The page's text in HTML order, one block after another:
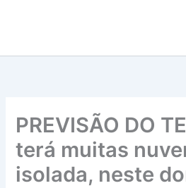
conteúdo
PREVISÃO DO
terá muitas
isolada, neste